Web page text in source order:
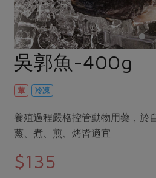
調理食材・點心
調味醬料/南北貨 烘焙
休閒零嘴 沖泡
保健食品
美妝保養
日用品
醬料
湯品．鍋物
漬物
異國料理
合作25-精選產品第三彈
更多當季產品
議題活動
主婦聯盟X樂齡網特約優惠案
2024農業發展計畫年度報告
更多議題活動
減硝酸鹽 惜食
非基改運動 支持
廢核運動 能源
減添加物
公益金
更多議題
檢驗報告
硝酸鹽檢驗
社員權益
社務專區
選舉專區
吳郭魚-400g
葷 冷凍
養殖過程嚴格控管動物用藥，於
蒸、煮、煎、烤皆適宜
$135